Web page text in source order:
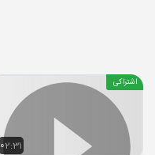
02:31
اشتراکی